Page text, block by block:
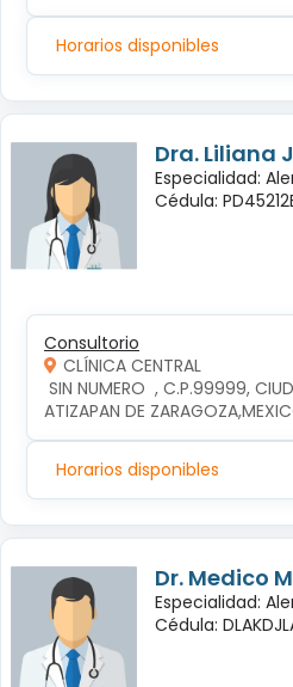
Horarios disponibles
Dra. Liliana
Especialidad:
Cédula:
Consultorio
CLÍNICA CENTRAL
ATIZAPAN DE
Horarios disponibles
Dr. Medico
Especialidad:
Cédula: